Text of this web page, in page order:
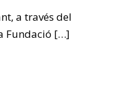
a través del
Fundació […]